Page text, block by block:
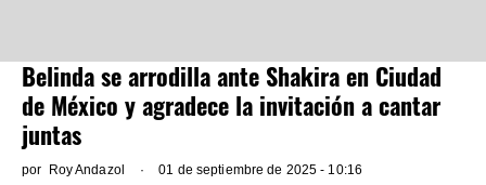
Belinda se arrodilla ante Shakira en Ciudad
de México y agradece la invitación a cantar
juntas
por Roy Andazol 01 de septiembre de 2025 - 10:16